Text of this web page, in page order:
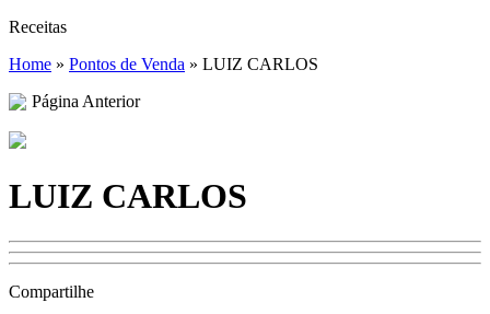
Receitas
Home » Pontos de Venda » LUIZ CARLOS
Página Anterior
LUIZ CARLOS
Compartilhe